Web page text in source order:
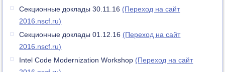
Секционные доклады 30.11.16 (Переход на сайт
2016.nscf.ru)
Секционные доклады 01.12.16 (Переход на сайт
2016.nscf.ru)
Intel Code Modernization Workshop (Переход на сайт